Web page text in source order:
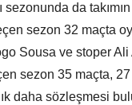
sezonunda da
sezon 32 maçta
Sousa ve stoper
sezon 35 maçta,
daha sözleşmesi